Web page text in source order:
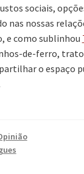
sociais,
nas nossas
e como sublinhou
de-ferro,
o espaço